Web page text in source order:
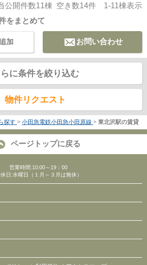
公開件数11棟 空き数14件 1-11棟表示
をまとめて
お問い合わせ
加
に条件を絞り込む
物件リクエスト
探す > 小田急電鉄小田急小田原線 > 東北沢駅の賃貸
ページトップに戻る
営業時間:10:00～19：00
日:水曜日（１月～３月は無休）